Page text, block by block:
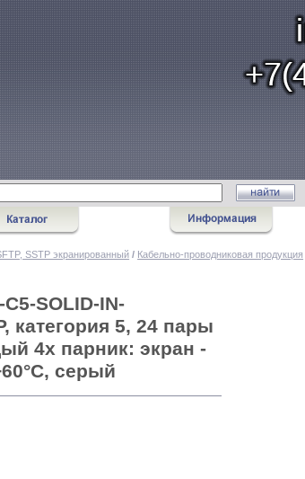
SSTP экранированный / Кабельно-проводниковая продукция
SOLID-IN-
категория 5, 24 пары
4х парник: экран -
серый